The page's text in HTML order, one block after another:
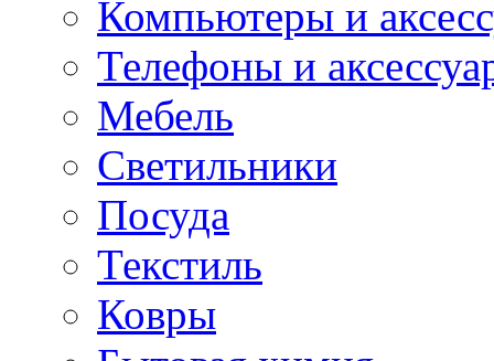
Компьютеры и
Телефоны и
Мебель
Светильники
Посуда
Текстиль
Ковры